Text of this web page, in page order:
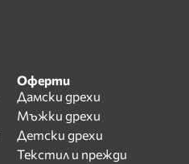
Оферти
Дамски дрехи
Мъжки дрехи
Детски дрехи
Текстил и прежди